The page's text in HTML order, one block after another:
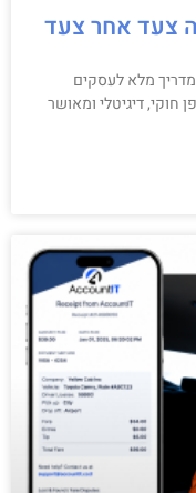
צעד אחר צעד
מלא לעסקים
חוקי, דיגיטלי ומאושר